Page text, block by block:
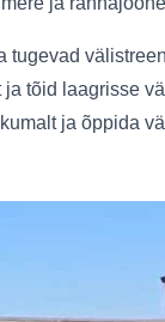
tõid laagrisse
ja õppida